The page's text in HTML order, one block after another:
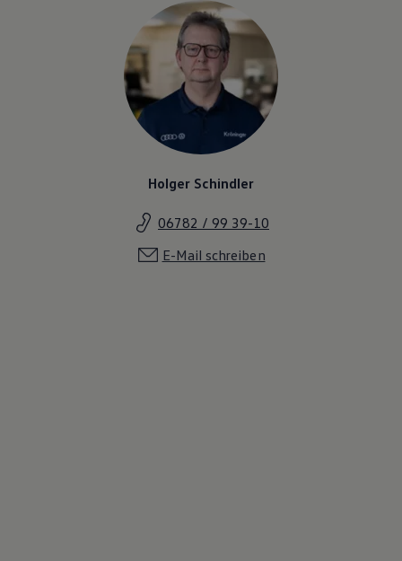
Holger Schindler
06782 / 99 39-10
E-Mail schreiben